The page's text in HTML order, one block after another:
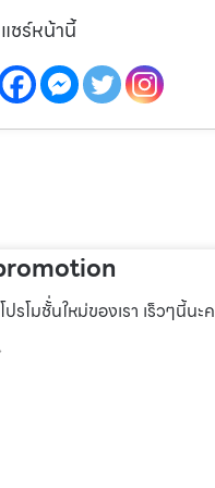
แชร์หน้านี้
รโมชั้่นใหม่ของเรา เร็วๆนี้นะค